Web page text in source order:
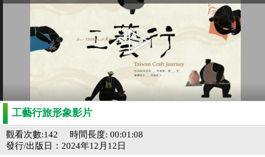
工藝行旅形象影片
時間長度: 00:01:08
觀看次數:142
發行/出版日：2024年12月12日